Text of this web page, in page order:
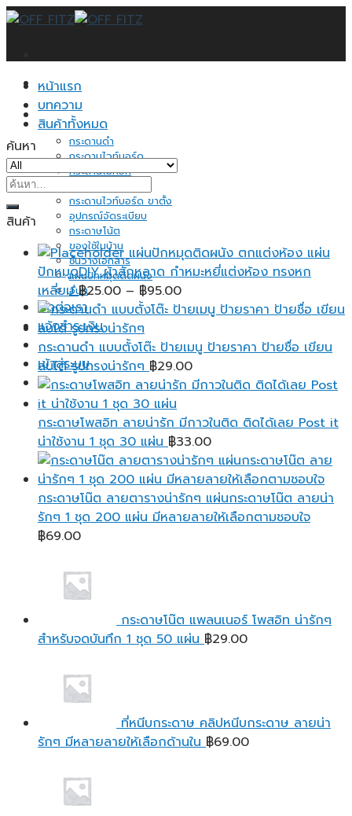
Skip
หน้าแรก
บทความ
สินค้าทั้งหมด
กระดานดำ
กระดานไวท์บอร์ด
กระดานไม้ก็อก
กระดานไวท์บอร์ด ขาตั้ง
อุปกรณ์จัดระเบียบ
กระดาษโน้ต
ของใช้ในบ้าน
ชั้นวางเอกสาร
แผ่นปักหมุดติดผนัง
อื่นๆ
ติดต่อเรา
แจ้งชำระเงิน
เข้าสู่ระบบ
ค้นหา
ค้นหา:
สินค้า
แผ่นปักหมุดติดผนัง ตกแต่งห้อง แผ่น
ปักหมุดDIY ผ้าสักหลาด กำหมะหยี่แต่งห้อง ทรงหก
เหลี่ยม ฿25.00 – ฿95.00Price
range:
through
฿95.00
กระดานดำ แบบตั้งโต๊ะ ป้ายเมนู ป้ายราคา ป้ายชื่อ เขียน
ลบได้ รูปทรงน่ารักๆ ฿29.00
กระดาษโพสอิท ลายน่ารัก มีกาวในติด ติดได้เลย Post it
น่าใช้งาน 1 ชุด 30 แผ่น ฿33.00
กระดาษโน๊ต ลายตารางน่ารักๆ แผ่นกระดาษโน๊ต ลายน่า
รักๆ 1 ชุด 200 แผ่น มีหลายลายให้เลือกตามชอบใจ
฿69.00
กระดาษโน๊ต แพลนเนอร์ โพสอิท น่ารักๆ
สำหรับจดบันทึก 1 ชุด 50 แผ่น ฿29.00
ที่หนีบกระดาษ คลิปหนีบกระดาษ ลายน่า
รักๆ มีหลายลายให้เลือกด้านใน ฿69.00